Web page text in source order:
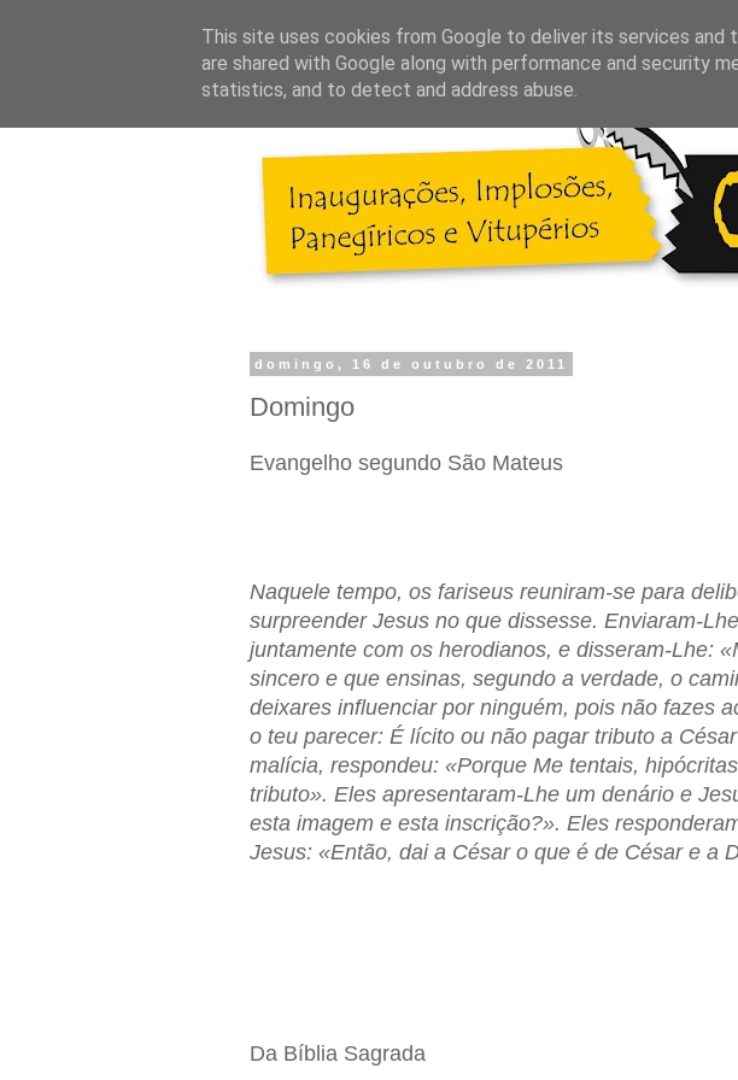
domingo, 16 de outubro de 2011
Domingo
Evangelho segundo São Mateus
Naquele tempo, os fariseus reuniram-se para
surpreender Jesus no que dissesse. Enviaram-
juntamente com os herodianos, e disseram-Lhe:
sincero e que ensinas, segundo a verdade, o
deixares influenciar por ninguém, pois não fazes
o teu parecer: É lícito ou não pagar tributo a
malícia, respondeu: «Porque Me tentais,
tributo». Eles apresentaram-Lhe um denário e
esta imagem e esta inscrição?». Eles
Jesus: «Então, dai a César o que é de César e a
Da Bíblia Sagrada
This site uses cookies from Google to deliver its services and
are shared with Google along with performance and security
statistics, and to detect and address abuse.